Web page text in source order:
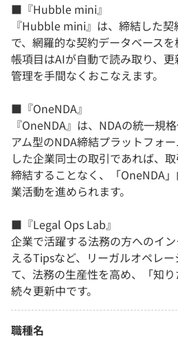
■『Hubble mini』
『Hubble mini』は、締結した
で、網羅的な契約データベース
帳項目はAIが自動で読み取り、
管理を手間なくおこなえます。
■『OneNDA』
『OneNDA』は、NDAの統一規
アム型のNDA締結プラットフォ
した企業同士の取引であれば、
締結することなく、「OneNDA
業活動を進められます。
■『Legal Ops Lab』
企業で活躍する法務の方へのイ
えるTipsなど、リーガルオペレ
て、法務の生産性を高め、「知
続々更新中です。
職種名